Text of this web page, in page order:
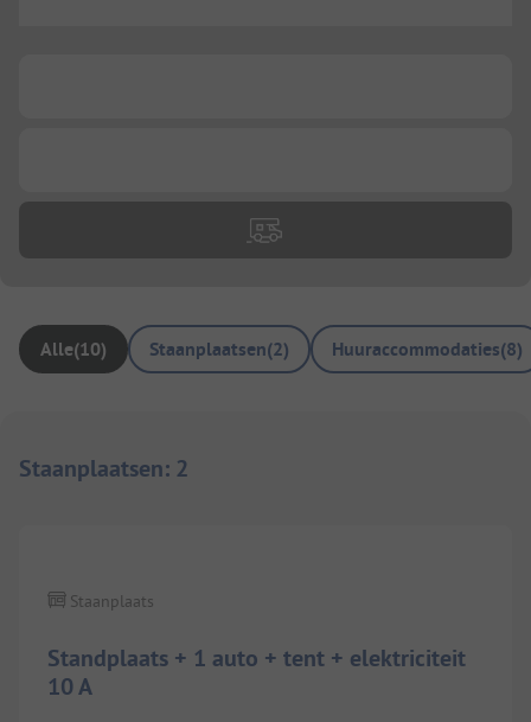
Alle(10) Staanplaatsen(2) Huuraccommodaties(8)
Staanplaatsen: 2
Standplaats + 1 auto + tent + elektriciteit
10 A
Staanplaats